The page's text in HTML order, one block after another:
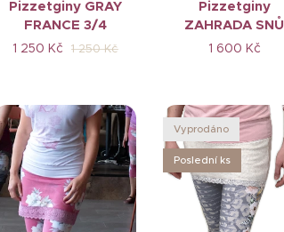
Pizzetginy GRAY
FRANCE 3/4
1 250 Kč 1 250Kč
Pizzetginy
ZAHRADA SNŮ
1 600 Kč
Vyprodáno
Poslední ks